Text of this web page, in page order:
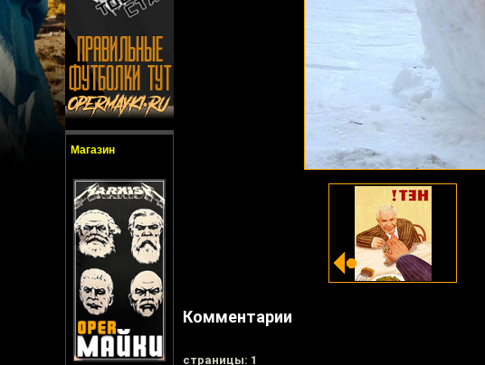
Магазин
Комментарии
cтраницы: 1